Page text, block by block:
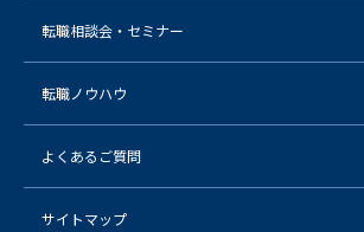
転職相談会・セミナー
転職ノウハウ
よくあるご質問
サイトマップ